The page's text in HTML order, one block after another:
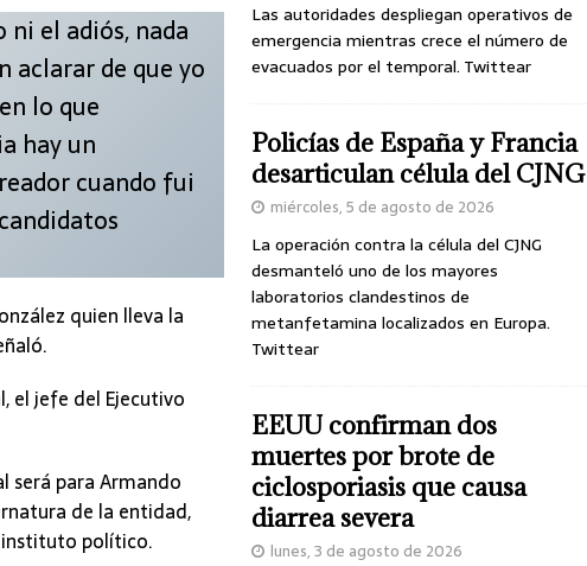
ni el adiós, nada
aclarar de que yo
lo que
hay un
cuando fui
quien lleva la
el jefe del Ejecutivo
será para Armando
de la entidad,
instituto político.
Las autoridades despliegan operativos de
emergencia mientras crece el número de
evacuados por el temporal. Twittear
Policías de España y Francia
desarticulan célula del CJNG
miércoles, 5 de agosto de 2026
La operación contra la célula del CJNG
desmanteló uno de los mayores
laboratorios clandestinos de
metanfetamina localizados en Europa.
Twittear
EEUU confirman dos
muertes por brote de
ciclosporiasis que causa
diarrea severa
lunes, 3 de agosto de 2026